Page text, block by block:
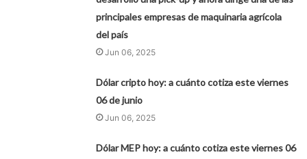
principales empresas de maquinaria agrícola
del país
Jun 06, 2025
Dólar cripto hoy: a cuánto cotiza este viernes
06 de junio
Jun 06, 2025
Dólar MEP hoy: a cuánto cotiza este viernes 06